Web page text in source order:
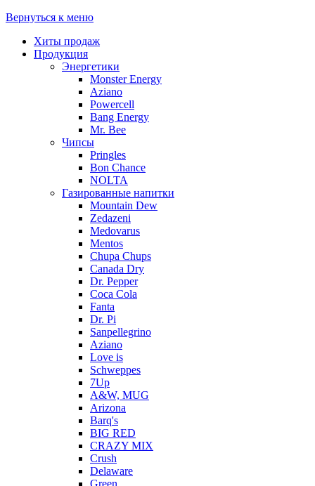
Вернуться к меню
Хиты продаж
Продукция
Энергетики
Monster Energy
Aziano
Powercell
Bang Energy
Mr. Bee
Чипсы
Pringles
Bon Chance
NOLTA
Газированные напитки
Mountain Dew
Zedazeni
Medovarus
Mentos
Chupa Chups
Canada Dry
Dr. Pepper
Coca Cola
Fanta
Dr. Pi
Sanpellegrino
Aziano
Love is
Schweppes
7Up
A&W, MUG
Arizona
Barq's
BIG RED
CRAZY MIX
Crush
Delaware
Green